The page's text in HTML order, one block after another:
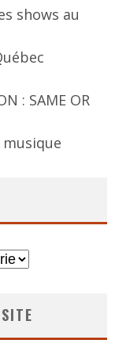
shows au
: SAME OR